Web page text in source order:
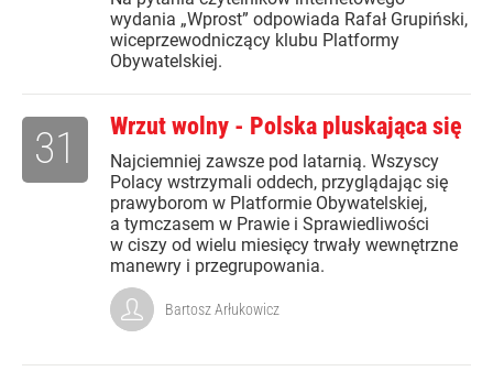
wydania „Wprost” odpowiada Rafał Grupiński,
wiceprzewodniczący klubu Platformy
Obywatelskiej.
Wrzut wolny - Polska pluskająca się
Najciemniej zawsze pod latarnią. Wszyscy
Polacy wstrzymali oddech, przyglądając się
prawyborom w Platformie Obywatelskiej,
a tymczasem w Prawie i Sprawiedliwości
w ciszy od wielu miesięcy trwały wewnętrzne
manewry i przegrupowania.
31
Bartosz Arłukowicz